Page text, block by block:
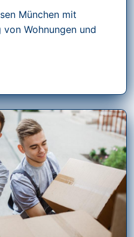
München mit
Wohnungen und